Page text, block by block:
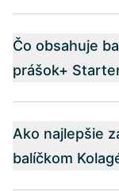
Čo obsahuje
prášok+
Ako najlepšie
balíčkom